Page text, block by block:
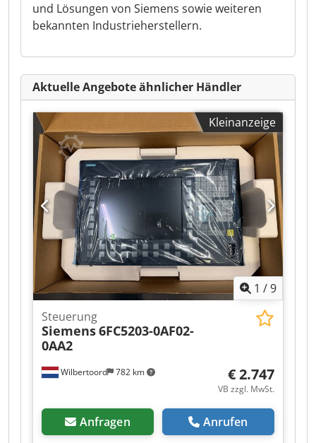
und Lösungen von Siemens sowie weiteren
bekannten Industrieherstellern.
Aktuelle Angebote ähnlicher Händler
Kleinanzeige
1 /9
Wilbertoord 782 km
Steuerung
Siemens6FC5203-0AF02-
0AA2
€ 2.747
VB zzgl. MwSt.
Anfragen Anrufen